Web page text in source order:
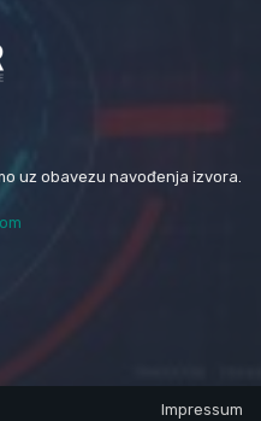
uz obavezu navođenja izvora.
Impressum